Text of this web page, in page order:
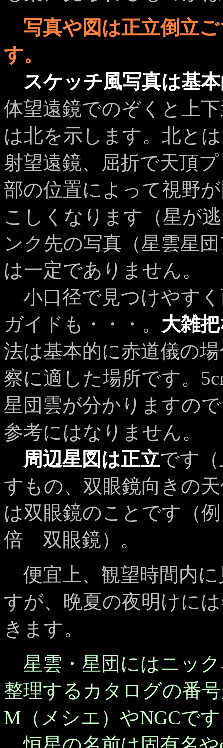
写真や図は正立倒立
す。
スケッチ風写真は基
体望遠鏡でのぞくと上
は北を示します。北と
射望遠鏡、屈折で天頂
部の位置によって視野
こしくなります（星が
ンク先の写真（星雲星
は一定でありません。
小口径で見つけやす
ガイドも・・・。 大雑
法は基本的に赤道儀の
察に適した場所です。
星団雲が分かりますの
参考にはなりません。
周辺星図は正立です
すもの、双眼鏡向きの
は双眼鏡のことです（
倍 双眼鏡）。
便宜上、観望時間内
すが、晩夏の夜明けに
きます。
星雲・星団にはニッ
整理するカタログの番
M（メシエ）やNGCで